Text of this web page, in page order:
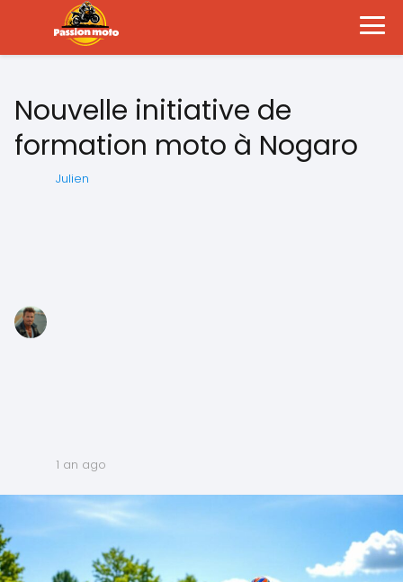
Nouvelle initiative de
formation moto à Nogaro
Julien
1 an ago